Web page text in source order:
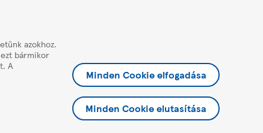
azokhoz.
bármikor
A
Minden Cookie elfogadása
Minden Cookie elutasítása